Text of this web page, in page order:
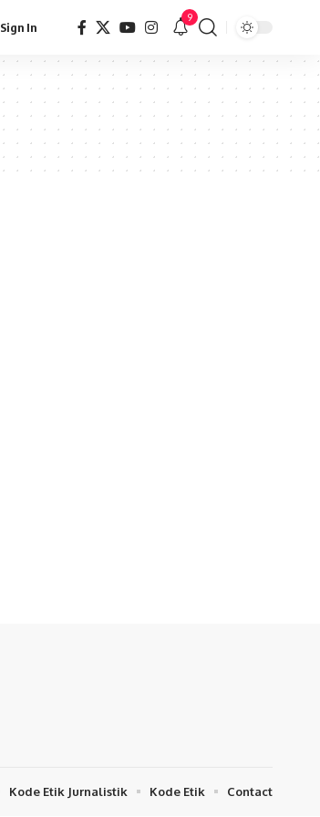
Sign In
9
Kode Etik Jurnalistik Kode Etik Contact